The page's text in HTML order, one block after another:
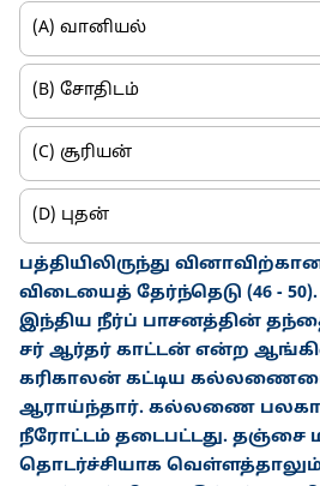
(A) வானியல்
(B) சோதிடம்
(C) சூரியன்
(D) புதன்
பத்தியிலிருந்து
விடையைத் தேர்ந்தெடு (46 - 50).
இந்திய நீர்ப் பாசனத்தின்
சர் ஆர்தர் காட்டன் என்ற
கரிகாலன் கட்டிய
ஆராய்ந்தார். கல்லணை
நீரோட்டம் தடைபட்டது. தஞ்சை
தொடர்ச்சியாக வெள்ளத்தாலும்